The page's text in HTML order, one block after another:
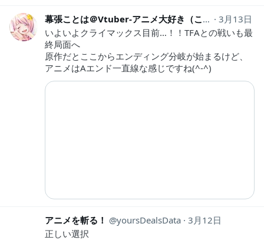
幕張ことは＠Vtuber-アニメ大好き（こっとん）
3月13日
いよいよクライマックス目前…！！TFAとの戦いも最
終局面へ
原作だとここからエンディング分岐が始まるけど、
アニメはAエンド一直線な感じですね(^-^)
アニメを斬る！ yoursDealsData 3月12日
正しい選択